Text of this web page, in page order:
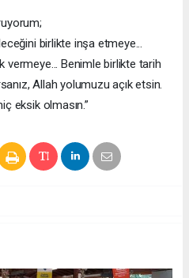
birlikte inşa etmeye...
vermeye... Benimle birlikte tarih
Allah yolumuzu açık etsin.
eksik olmasın.”